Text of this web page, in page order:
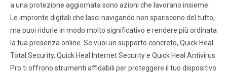
a una protezione aggiornata sono azioni che lavorano insieme.
Le impronte digitali che lasci navigando non spariscono del tutto,
ma puoi ridurle in modo molto significativo e rendere più ordinata
la tua presenza online. Se vuoi un supporto concreto, Quick Heal
Total Security, Quick Heal Internet Security e Quick Heal Antivirus
Pro ti offrono strumenti affidabili per proteggere il tuo dispositivo